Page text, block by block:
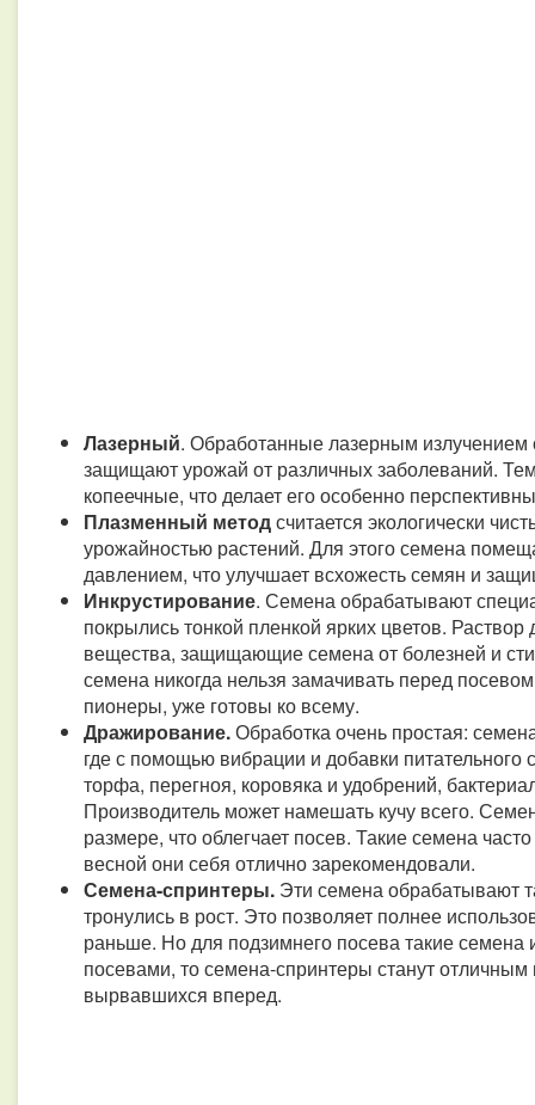
Лазерный. Обработанные лазерным излучением
защищают урожай от различных заболеваний.
копеечные, что делает его особенно
Плазменный методсчитается экологически
урожайностью растений. Для этого семена
давлением, что улучшает всхожесть семян и
Инкрустирование. Семена обрабатывают
покрылись тонкой пленкой ярких цветов.
вещества, защищающие семена от болезней и
семена никогда нельзя замачивать перед
пионеры, уже готовы ко всему.
Дражирование.Обработка очень простая:
где с помощью вибрации и добавки питательного
торфа, перегноя, коровяка и удобрений,
Производитель может намешать кучу всего.
размере, что облегчает посев. Такие семена
весной они себя отлично зарекомендовали.
Семена-спринтеры. Эти семена обрабатывают
тронулись в рост. Это позволяет полнее
раньше. Но для подзимнего посева такие семена
посевами, то семена-спринтеры станут
вырвавшихся вперед.